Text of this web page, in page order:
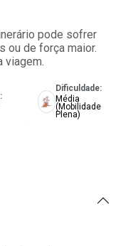
pode sofrer
ou de força maior.
viagem.
Dificuldade:
Média
(Mobilidade
Plena)